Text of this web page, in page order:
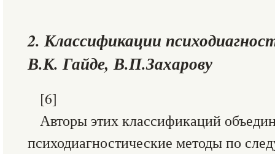
2. Классификации
В.К. Гайде, В.П.Захарову
[6]
Авторы этих классификаций
психодиагностические методы по